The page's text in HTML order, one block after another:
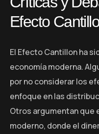
Efecto
El Efecto Cantillon ha
economía moderna.
por no considerar los
enfoque en las
Otros argumentan que
moderno, donde el